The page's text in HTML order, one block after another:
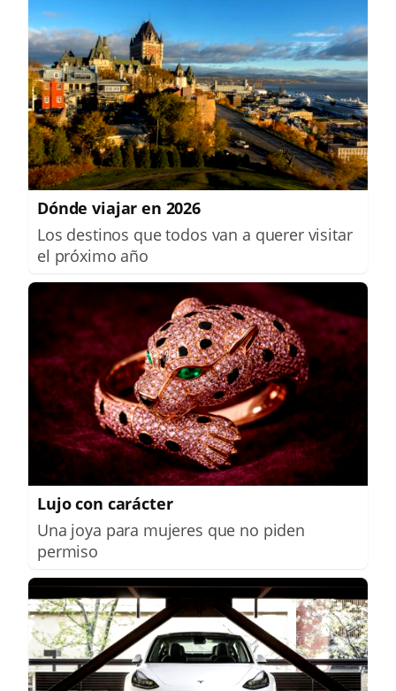
Dónde viajar en 2026
Los destinos que todos van a querer visitar
el próximo año
Lujo con carácter
Una joya para mujeres que no piden
permiso